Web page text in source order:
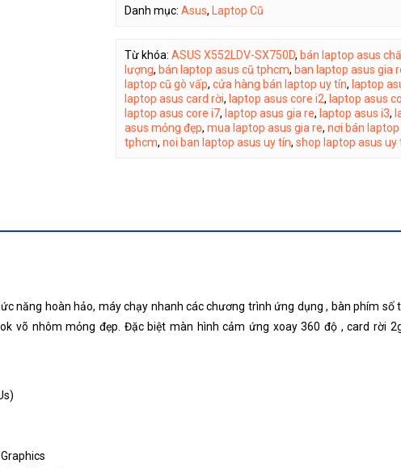
Danh mục: Asus, Laptop Cũ
Từ khóa: ASUS X552LDV-SX750D, bán laptop asus
lượng, bán laptop asus cũ tphcm, ban laptop asus gia
laptop cũ gò vấp, cửa hàng bán laptop uy tín, laptop
laptop asus card rời, laptop asus core i2, laptop asus
laptop asus core i7, laptop asus gia re, laptop asus i3,
asus mỏng đẹp, mua laptop asus gia re, nơi bán laptop
tphcm, noi ban laptop asus uy tín, shop laptop asus uy
năng hoàn hảo, máy chạy nhanh các chương trình ứng dụng , bàn phím số
võ nhôm mỏng đẹp. Đặc biệt màn hình cảm ứng xoay 360 độ , card rời
Graphics